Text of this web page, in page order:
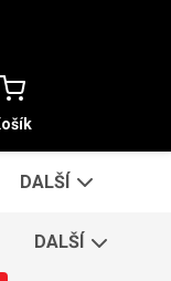
DALŠÍ
DALŠÍ